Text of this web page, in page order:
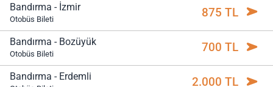
Bandırma - İzmir
Otobüs Bileti 875 TL
Bandırma - Bozüyük
Otobüs Bileti 700 TL
Bandırma - Erdemli 2.000 TL